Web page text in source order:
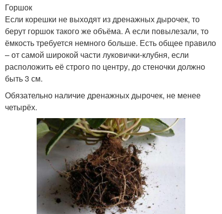
Горшок
Если корешки не выходят из дренажных дырочек, то
берут горшок такого же объёма. А если повылезали, то
ёмкость требуется немного больше. Есть общее правило
– от самой широкой части луковички-клубня, если
расположить её строго по центру, до стеночки должно
быть 3 см.
Обязательно наличие дренажных дырочек, не менее
четырёх.